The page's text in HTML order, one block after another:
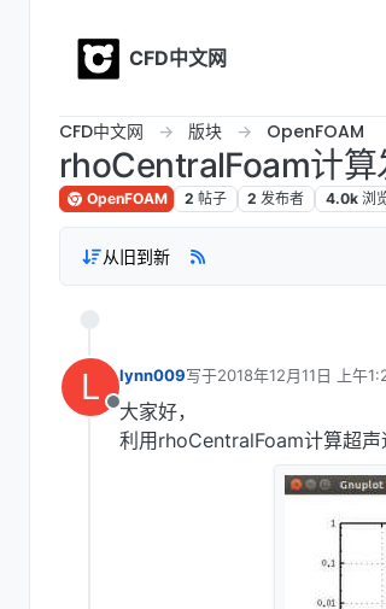
CFD中文网
CFD中文网 版块 OpenFOAM
rhoCentralFoam计算
OpenFOAM 2 帖子 2 发布者 4.0k 浏
从旧到新
L
离线
lynn009写于2018年12月11日 上午
最后由 编辑
大家好，
利用rhoCentralFoam计算超